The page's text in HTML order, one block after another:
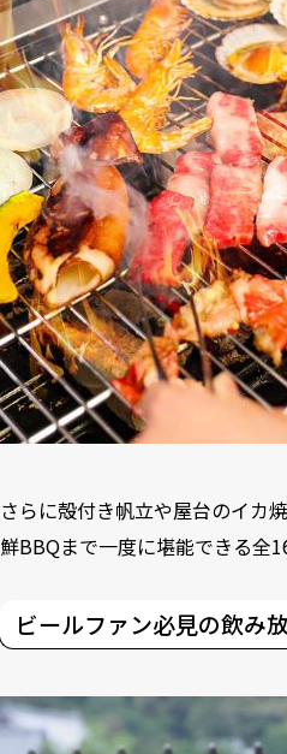
さらに殻付き帆立や屋台のイカ
鮮BBQまで一度に堪能できる全
ビールファン必見の飲み